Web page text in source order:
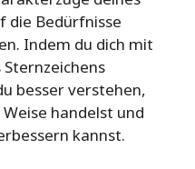
die Bedürfnisse
Indem du dich mit
besser verstehen,
handelst und
kannst.